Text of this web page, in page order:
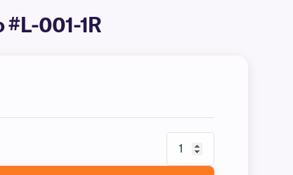
#L-001-1R